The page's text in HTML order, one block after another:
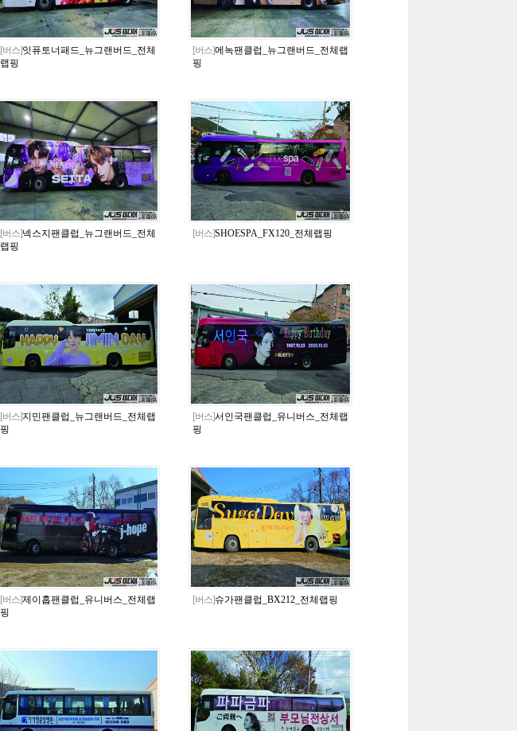
[버스]잇퓨토너패드_뉴그랜버드_전체
랩핑
[버스]에녹팬클럽_뉴그랜버드_전체랩
핑
[버스]넥스지팬클럽_뉴그랜버드_전체
랩핑
[버스]SHOESPA_FX120_전체랩핑
[버스]지민팬클럽_뉴그랜버드_전체랩
핑
[버스]서인국팬클럽_유니버스_전체랩
핑
[버스]제이홉팬클럽_유니버스_전체랩
핑
[버스]슈가팬클럽_BX212_전체랩핑